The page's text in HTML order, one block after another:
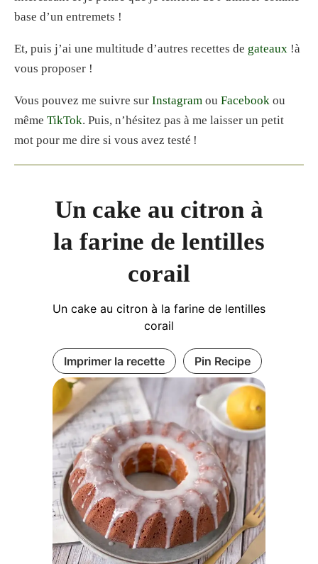
base d’un entremets !
Et, puis j’ai une multitude d’autres recettes de gateaux !à
vous proposer !
Vous pouvez me suivre sur Instagram ou Facebook ou
même TikTok. Puis, n’hésitez pas à me laisser un petit
mot pour me dire si vous avez testé !
Un cake au citron à
la farine de lentilles
corail
Un cake au citron à la farine de lentilles
corail
Imprimer la recette Pin Recipe